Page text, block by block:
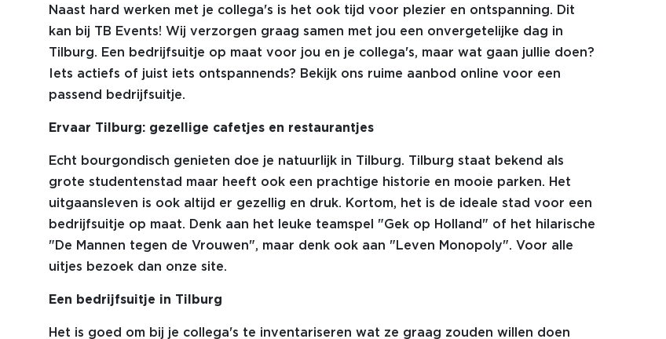
Naast hard werken met je collega's is het ook tijd voor plezier en ontspanning. Dit
kan bij TB Events! Wij verzorgen graag samen met jou een onvergetelijke dag in
Tilburg. Een bedrijfsuitje op maat voor jou en je collega's, maar wat gaan jullie doen?
Iets actiefs of juist iets ontspannends? Bekijk ons ruime aanbod online voor een
passend bedrijfsuitje.
Ervaar Tilburg: gezellige cafetjes en restaurantjes
Echt bourgondisch genieten doe je natuurlijk in Tilburg. Tilburg staat bekend als
grote studentenstad maar heeft ook een prachtige historie en mooie parken. Het
uitgaansleven is ook altijd er gezellig en druk. Kortom, het is de ideale stad voor een
bedrijfsuitje op maat. Denk aan het leuke teamspel "Gek op Holland" of het hilarische
"De Mannen tegen de Vrouwen", maar denk ook aan "Leven Monopoly". Voor alle
uitjes bezoek dan onze site.
Een bedrijfsuitje in Tilburg
Het is goed om bij je collega's te inventariseren wat ze graag zouden willen doen